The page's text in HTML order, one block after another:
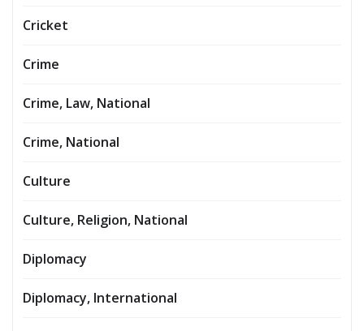
Cricket
Crime
Crime, Law, National
Crime, National
Culture
Culture, Religion, National
Diplomacy
Diplomacy, International